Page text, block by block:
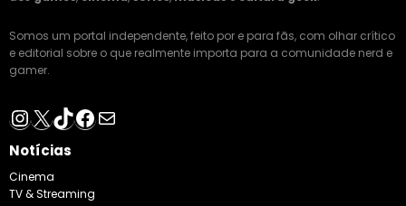
Somos um portal independente, feito por e para fãs, com olhar crítico
e editorial sobre o que realmente importa para a comunidade nerd e
gamer.
Instagram
X TikTok
Facebook
E-mail
Notícias
Cinema
TV & Streaming